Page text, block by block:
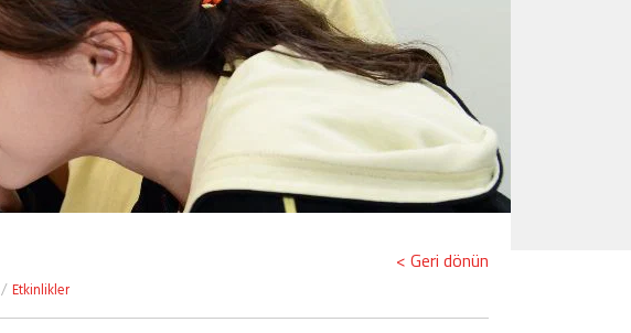
< Geri dönün
Etkinlikler